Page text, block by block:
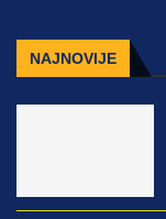
NAJNOVIJE